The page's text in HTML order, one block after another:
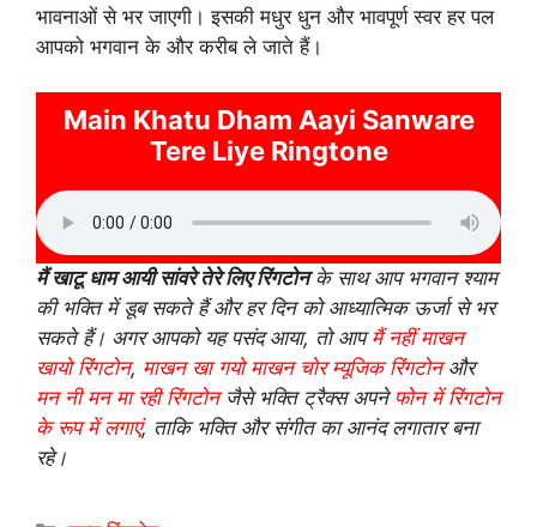
भावनाओं से भर जाएगी। इसकी मधुर धुन और भावपूर्ण स्वर हर पल
आपको भगवान के और करीब ले जाते हैं।
Main Khatu Dham Aayi Sanware
Tere Liye Ringtone
मैं खाटू धाम आयी सांवरे तेरे लिए रिंगटोनके साथ आप भगवान श्याम
की भक्ति में डूब सकते हैं और हर दिन को आध्यात्मिक ऊर्जा से भर
सकते हैं। अगर आपको यह पसंद आया, तो आपमैं नहीं माखन
खायो रिंगटोन, माखन खा गयो माखन चोर म्यूजिक रिंगटोनऔर
मन नी मन मा रही रिंगटोनजैसे भक्ति ट्रैक्स अपने फोन में रिंगटोन
के रूप में लगाएं, ताकि भक्ति और संगीत का आनंद लगातार बना
रहे।